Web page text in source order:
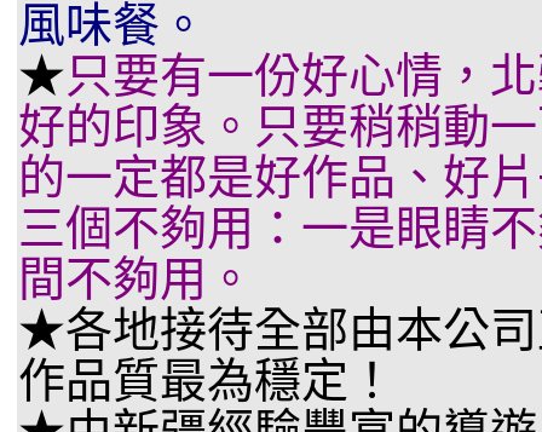
風味餐。
★只要有一份好心情，
好的印象。只要稍稍動
的一定都是好作品、好
三個不夠用：一是眼睛
間不夠用。
★各地接待全部由本公
作品質最為穩定！